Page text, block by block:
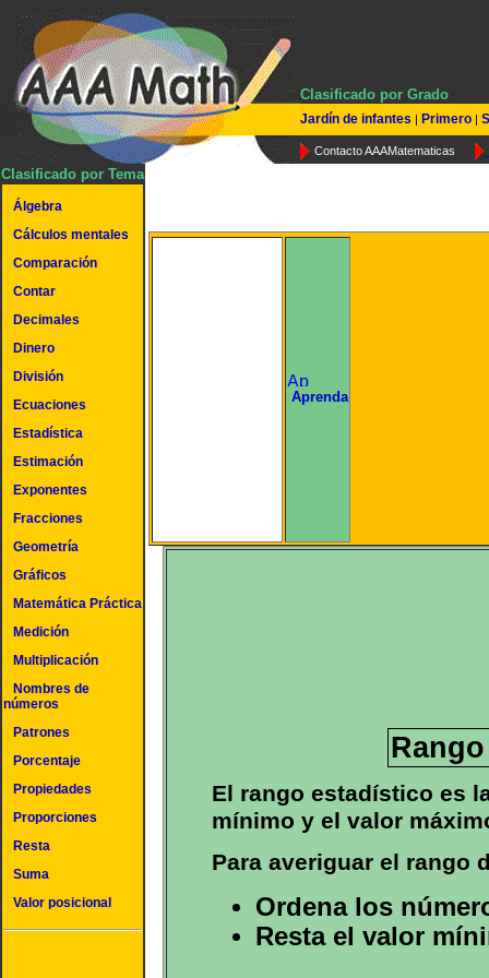
Clasificado por Grado
Jardín de infantes | Primero |
Contacto AAAMatematicas
Clasificado por Tema
Álgebra
Cálculos mentales
Comparación
Contar
Decimales
Dinero
División
Ecuaciones
Estadística
Estimación
Exponentes
Fracciones
Geometría
Gráficos
Matemática Práctica
Medición
Multiplicación
Nombres de
números
Patrones
Porcentaje
Propiedades
Proporciones
Resta
Suma
Valor posicional
Aprenda
El rango estadístico es
mínimo y el valor
Para averiguar el rango
Ordena los
Resta el valor